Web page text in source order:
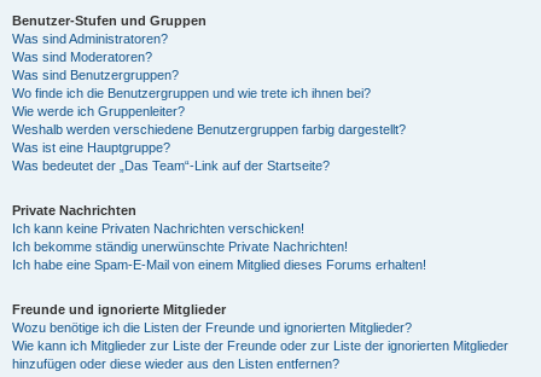
Benutzer-Stufen und Gruppen
Was sind Administratoren?
Was sind Moderatoren?
Was sind Benutzergruppen?
Wo finde ich die Benutzergruppen und wie trete ich ihnen bei?
Wie werde ich Gruppenleiter?
Weshalb werden verschiedene Benutzergruppen farbig dargestellt?
Was ist eine Hauptgruppe?
Was bedeutet der „Das Team“-Link auf der Startseite?
Private Nachrichten
Ich kann keine Privaten Nachrichten verschicken!
Ich bekomme ständig unerwünschte Private Nachrichten!
Ich habe eine Spam-E-Mail von einem Mitglied dieses Forums erhalten!
Freunde und ignorierte Mitglieder
Wozu benötige ich die Listen der Freunde und ignorierten Mitglieder?
Wie kann ich Mitglieder zur Liste der Freunde oder zur Liste der ignorierten Mitglieder
hinzufügen oder diese wieder aus den Listen entfernen?